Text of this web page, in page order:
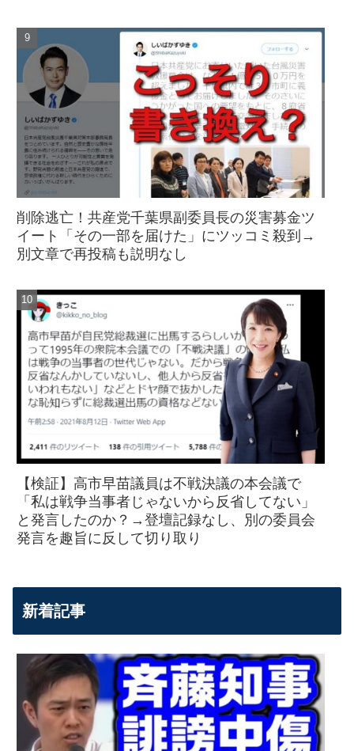
削除逃亡！共産党千葉県副委員長の災害募金ツ
イート「その一部を届けた」にツッコミ殺到→
別文章で再投稿も説明なし
【検証】高市早苗議員は不戦決議の本会議で
「私は戦争当事者じゃないから反省してない」
と発言したのか？→登壇記録なし、別の委員会
発言を趣旨に反して切り取り
新着記事